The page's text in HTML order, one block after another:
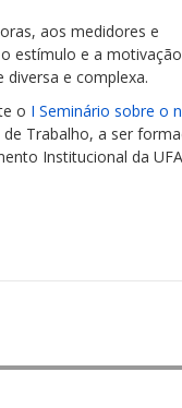
aos medidores e
estímulo e a
e complexa.
o I Seminário sobre o
Trabalho, a ser
Institucional da